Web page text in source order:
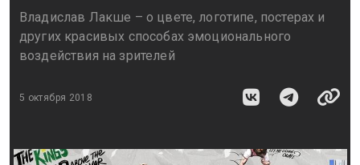
Владислав Лакше – о цвете, логотипе, постерах и
других красивых способах эмоционального
воздействия на зрителей
5 октября 2018